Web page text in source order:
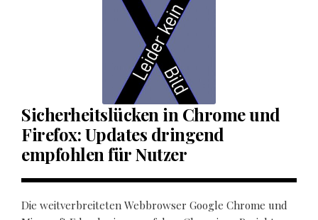
Sicherheitslücken in Chrome und
Firefox: Updates dringend
empfohlen für Nutzer
Die weitverbreiteten Webbrowser Google Chrome und